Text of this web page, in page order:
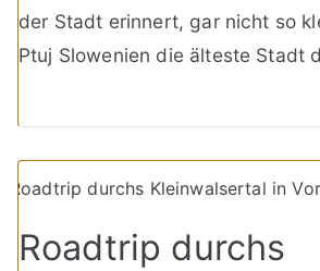
der Stadt erinnert, gar nicht so
Ptuj Slowenien die älteste Stadt
Roadtrip durchs